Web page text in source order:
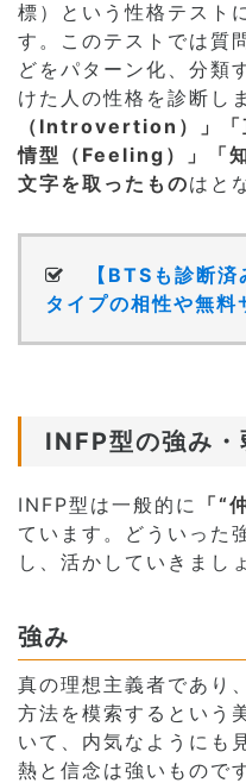
標）という性格テスト
す。このテストでは質
どをパターン化、分類
けた人の性格を診断し
（Introvertion）」
情型（Feeling）」「
文字を取ったものはと
【BTSも診断
タイプの相性や無料
INFP型の強み・
INFP型は一般的に 「“
ています。どういった
し、活かしていきまし
強み
真の理想主義者であり
方法を模索するという
いて、内気なようにも
熱と信念は強いもので